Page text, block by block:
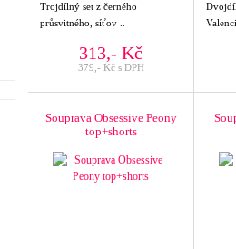
Trojdílný set z černého
průsvitného, síťov ..
313,- Kč
379,- Kč s DPH
Souprava Obsessive Peony
top+shorts